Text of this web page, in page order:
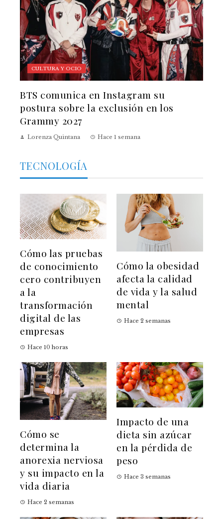
CULTURA Y OCIO
BTS comunica en Instagram su
postura sobre la exclusión en los
Grammy 2027
Lorenza Quintana Hace 1 semana
TECNOLOGÍA
Cómo las pruebas
de conocimiento
cero contribuyen
a la
transformación
digital de las
empresas
Hace 10 horas
Cómo la obesidad
afecta la calidad
de vida y la salud
mental
Hace 2 semanas
Cómo se
determina la
anorexia nerviosa
y su impacto en la
vida diaria
Hace 2 semanas
Impacto de una
dieta sin azúcar
en la pérdida de
peso
Hace 3 semanas